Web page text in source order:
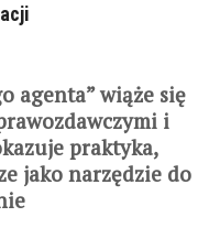
agenta” wiąże się
i
praktyka,
jako narzędzie do